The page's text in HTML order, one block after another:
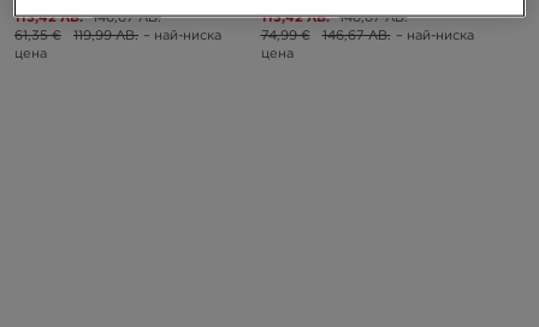
113,42 ЛВ. 146,67 ЛВ.
61,35 €
119,99 ЛВ. – най-ниска
цена
113,42 ЛВ. 146,67 ЛВ.
74,99 €
146,67 ЛВ. – най-ниска
цена